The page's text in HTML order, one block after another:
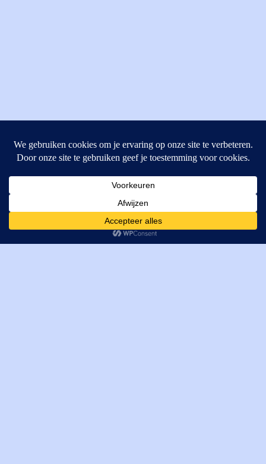
4462GE, Goes
T: +31 (0) 111-484438
M:parts@mitechniek.nl
VAT: NL862802295B01
Cookies helpen ons bij het leveren van onze diensten. Door
gebruik te maken van onze diensten, gaat u akkoord met ons
gebruik van cookies.